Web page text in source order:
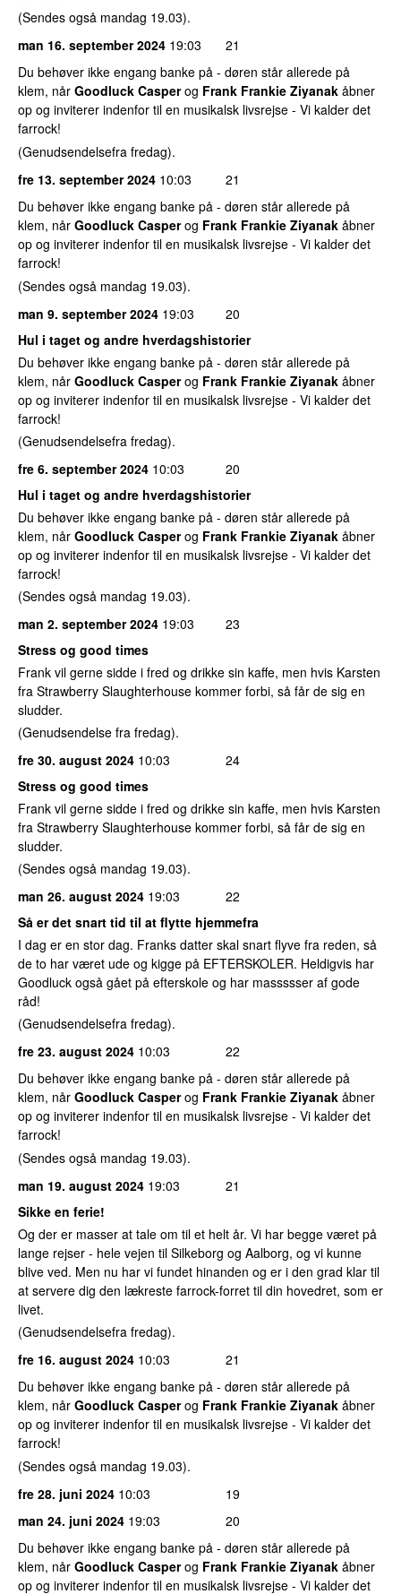
(Sendes også mandag 19.03).
man 16. september 2024 19:03
21
Du behøver ikke engang banke på - døren står allerede på
klem, når Goodluck Casperog Frank Frankie Ziyanak åbner
op og inviterer indenfor til en musikalsk livsrejse - Vi kalder det
farrock!
(Genudsendelsefra fredag).
fre 13. september 2024 10:03
21
Du behøver ikke engang banke på - døren står allerede på
klem, når Goodluck Casperog Frank Frankie Ziyanak åbner
op og inviterer indenfor til en musikalsk livsrejse - Vi kalder det
farrock!
(Sendes også mandag 19.03).
man 9. september 2024 19:03
20
Hul i taget og andre hverdagshistorier
Du behøver ikke engang banke på - døren står allerede på
klem, når Goodluck Casperog Frank Frankie Ziyanak åbner
op og inviterer indenfor til en musikalsk livsrejse - Vi kalder det
farrock!
(Genudsendelsefra fredag).
fre 6. september 2024 10:03
20
Hul i taget og andre hverdagshistorier
Du behøver ikke engang banke på - døren står allerede på
klem, når Goodluck Casperog Frank Frankie Ziyanak åbner
op og inviterer indenfor til en musikalsk livsrejse - Vi kalder det
farrock!
(Sendes også mandag 19.03).
man 2. september 2024 19:03
23
Stress og good times
Frank vil gerne sidde i fred og drikke sin kaffe, men hvis Karsten
fra Strawberry Slaughterhouse kommer forbi, så får de sig en
sludder.
(Genudsendelse fra fredag).
fre 30. august 2024 10:03
24
Stress og good times
Frank vil gerne sidde i fred og drikke sin kaffe, men hvis Karsten
fra Strawberry Slaughterhouse kommer forbi, så får de sig en
sludder.
(Sendes også mandag 19.03).
man 26. august 2024 19:03
22
Så er det snart tid til at flytte hjemmefra
I dag er en stor dag. Franks datter skal snart flyve fra reden, så
de to har været ude og kigge på EFTERSKOLER. Heldigvis har
Goodluck også gået på efterskole og har massssser af gode
råd!
(Genudsendelsefra fredag).
fre 23. august 2024 10:03
22
Du behøver ikke engang banke på - døren står allerede på
klem, når Goodluck Casperog Frank Frankie Ziyanak åbner
op og inviterer indenfor til en musikalsk livsrejse - Vi kalder det
farrock!
(Sendes også mandag 19.03).
man 19. august 2024 19:03
21
Sikke en ferie!
Og der er masser at tale om til et helt år. Vi har begge været på
lange rejser - hele vejen til Silkeborg og Aalborg, og vi kunne
blive ved. Men nu har vi fundet hinanden og er i den grad klar til
at servere dig den lækreste farrock-forret til din hovedret, som er
livet.
(Genudsendelsefra fredag).
fre 16. august 2024 10:03
21
Du behøver ikke engang banke på - døren står allerede på
klem, når Goodluck Casperog Frank Frankie Ziyanak åbner
op og inviterer indenfor til en musikalsk livsrejse - Vi kalder det
farrock!
(Sendes også mandag 19.03).
fre 28. juni 2024 10:03
19
man 24. juni 2024 19:03
20
Du behøver ikke engang banke på - døren står allerede på
klem, når Goodluck Casperog Frank Frankie Ziyanak åbner
op og inviterer indenfor til en musikalsk livsrejse - Vi kalder det